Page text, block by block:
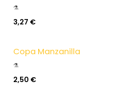
⚗️
3,27 €
Copa Manzanilla
⚗️
2,50 €